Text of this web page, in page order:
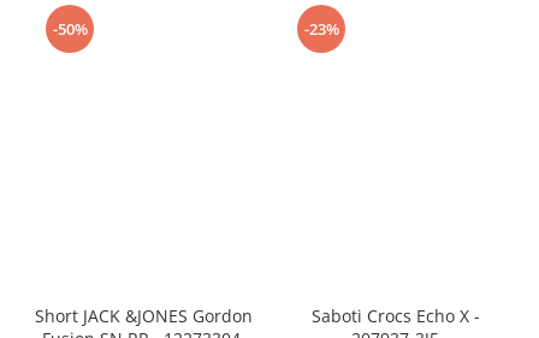
-50%
Short JACK &JONES Gordon
-23%
Saboti Crocs Echo X -